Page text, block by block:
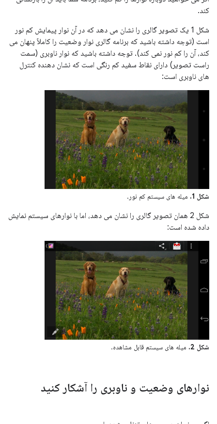
کند.
شکل 1 یک تصویر گالری را نشان می دهد که در آن نوار پیمایش کم نور
است (توجه داشته باشید که برنامه گالری نوار وضعیت را کاملاً پنهان می
کند، آن را کم نور نمی کند). توجه داشته باشید که نوار ناوبری (سمت
راست تصویر) دارای نقاط سفید کم رنگی است که نشان دهنده کنترل
های ناوبری است:
شکل 1. میله های سیستم کم نور.
شکل 2 همان تصویر گالری را نشان می دهد، اما با نوارهای سیستم نمایش
داده شده است:
شکل 2. میله های سیستم قابل مشاهده.
نوارهای وضعیت و ناوبری را آشکار کنید